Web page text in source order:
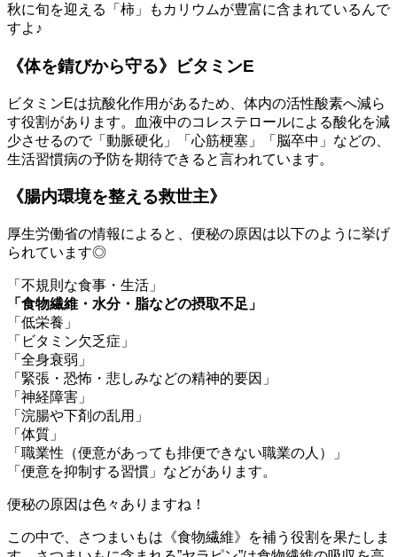
秋に旬を迎える「柿」もカリウムが豊富に含まれているんで
すよ♪
《体を錆びから守る》ビタミンE
ビタミンEは抗酸化作用があるため、体内の活性酸素へ減ら
す役割があります。血液中のコレステロールによる酸化を減
少させるので「動脈硬化」「心筋梗塞」「脳卒中」などの、
生活習慣病の予防を期待できると言われています。
《腸内環境を整える救世主》
厚生労働省の情報によると、便秘の原因は以下のように挙げ
られています◎
「不規則な食事・生活」
「食物繊維・水分・脂などの摂取不足」
「低栄養」
「ビタミン欠乏症」
「全身衰弱」
「緊張・恐怖・悲しみなどの精神的要因」
「神経障害」
「浣腸や下剤の乱用」
「体質」
「職業性（便意があっても排便できない職業の人）」
「便意を抑制する習慣」などがあります。
便秘の原因は色々ありますね！
この中で、さつまいもは《食物繊維》を補う役割を果たしま